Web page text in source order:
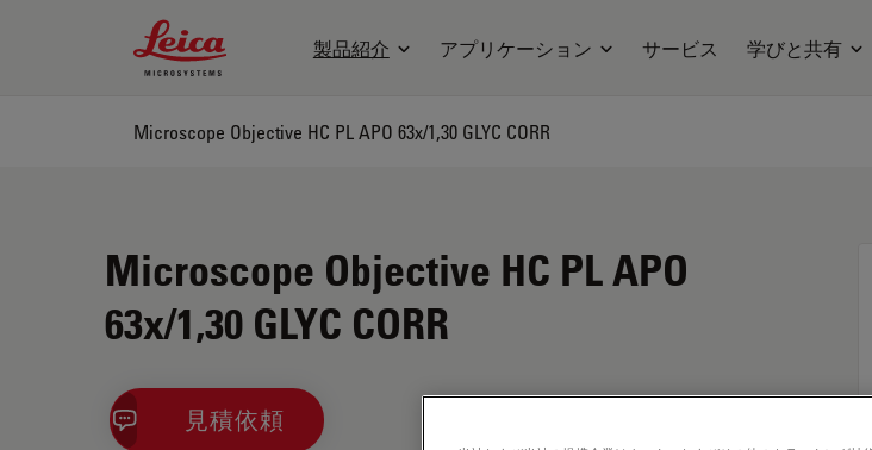
Leica Microsystems Logo
製品紹介 アプリケーション サービス 学びと共有
Microscope Objective HC PL APO 63x/1,30 GLYC CORR
Microscope Objective HC PL APO
63x/1,30 GLYC CORR
見積依頼